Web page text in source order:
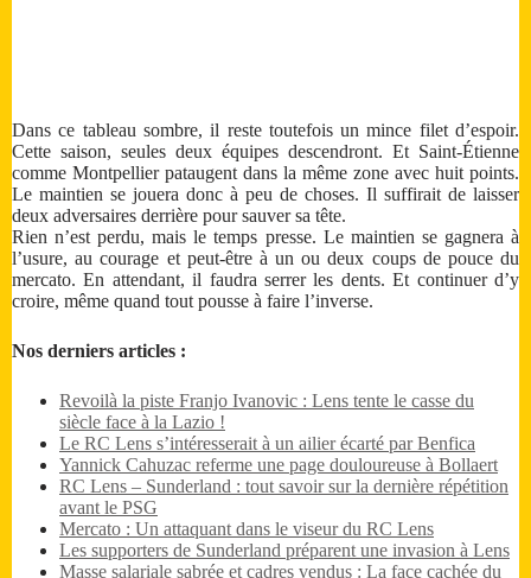
Dans ce tableau sombre, il reste toutefois un mince filet d’espoir.
Cette saison, seules deux équipes descendront. Et Saint-Étienne
comme Montpellier pataugent dans la même zone avec huit points.
Le maintien se jouera donc à peu de choses. Il suffirait de laisser
deux adversaires derrière pour sauver sa tête.
Rien n’est perdu, mais le temps presse. Le maintien se gagnera à
l’usure, au courage et peut-être à un ou deux coups de pouce du
mercato. En attendant, il faudra serrer les dents. Et continuer d’y
croire, même quand tout pousse à faire l’inverse.
Nos derniers articles :
Revoilà la piste Franjo Ivanovic : Lens tente le casse du
siècle face à la Lazio !
Le RC Lens s’intéresserait à un ailier écarté par Benfica
Yannick Cahuzac referme une page douloureuse à Bollaert
RC Lens – Sunderland : tout savoir sur la dernière répétition
avant le PSG
Mercato : Un attaquant dans le viseur du RC Lens
Les supporters de Sunderland préparent une invasion à Lens
Masse salariale sabrée et cadres vendus : La face cachée du